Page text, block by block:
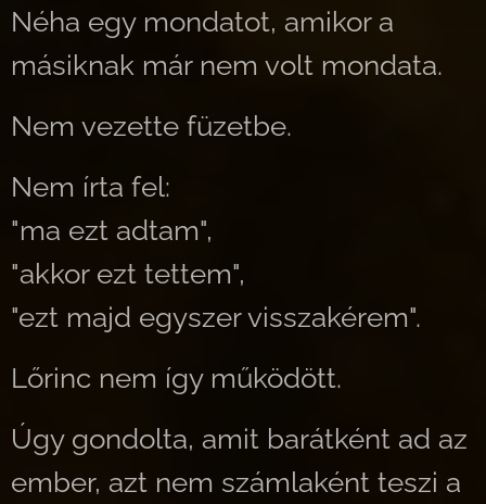
Néha egy mondatot, amikor a
másiknak már nem volt mondata.
Nem vezette füzetbe.
Nem írta fel:
"ma ezt adtam",
"akkor ezt tettem",
"ezt majd egyszer visszakérem".
Lőrinc nem így működött.
Úgy gondolta, amit barátként ad az
ember, azt nem számlaként teszi a